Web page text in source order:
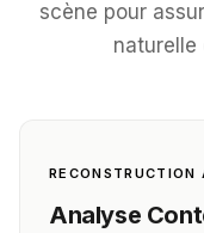
scène pour
naturelle
RECONSTRUCTION
Analyse